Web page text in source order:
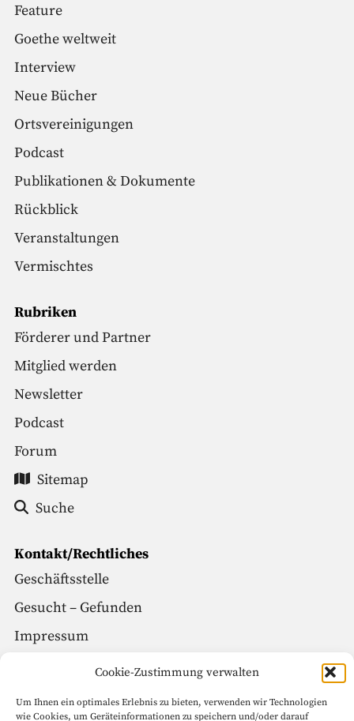
Cookie-Zustimmung verwalten
Um Ihnen ein optimales Erlebnis zu bieten, verwenden wir Technologien
wie Cookies, um Geräteinformationen zu speichern und/oder darauf
Feature
Goethe weltweit
Interview
Neue Bücher
Ortsvereinigungen
Podcast
Publikationen & Dokumente
Rückblick
Veranstaltungen
Vermischtes
Rubriken
Förderer und Partner
Mitglied werden
Newsletter
Podcast
Forum
Sitemap
Suche
Kontakt/Rechtliches
Geschäftsstelle
Gesucht – Gefunden
Impressum
Social Media